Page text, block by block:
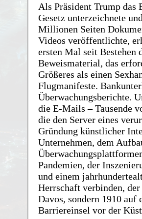
Als Präsident Trump das
Gesetz unterzeichnete
Millionen Seiten
Videos veröffentlichte,
ersten Mal seit Bestehen
Beweismaterial, das
Größeres als einen
Flugmanifeste.
Überwachungsberichte.
die E-Mails – Tausende
die den Server eines
Gründung künstlicher
Unternehmen, dem
Pandemien, der
und einem
Herrschaft verbinden,
Davos, sondern 1910 auf
Barriereinsel vor der